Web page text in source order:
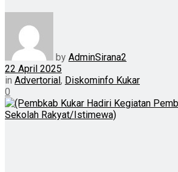
by AdminSirana2
22 April 2025
in Advertorial, Diskominfo Kukar
0